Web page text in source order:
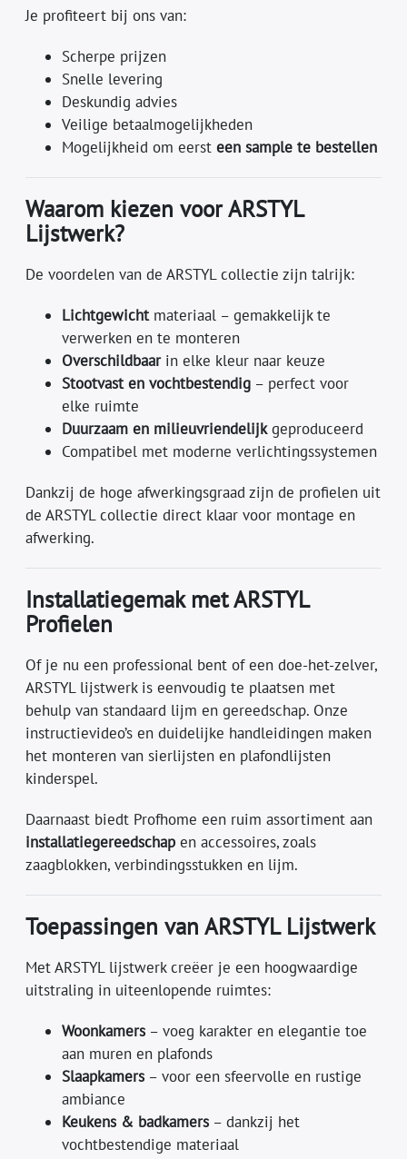
Je profiteert bij ons van:
Scherpe prijzen
Snelle levering
Deskundig advies
Veilige betaalmogelijkheden
Mogelijkheid om eersteen sample te bestellen
Waarom kiezen voor ARSTYL
Lijstwerk?
De voordelen van de ARSTYL collectie zijn talrijk:
Lichtgewichtmateriaal – gemakkelijk te
verwerken en te monteren
Overschildbaarin elke kleur naar keuze
Stootvast en vochtbestendig – perfect voor
elke ruimte
Duurzaam en milieuvriendelijkgeproduceerd
Compatibel met moderne verlichtingssystemen
Dankzij de hoge afwerkingsgraad zijn de profielen uit
de ARSTYL collectie direct klaar voor montage en
afwerking.
Installatiegemak met ARSTYL
Profielen
Of je nu een professional bent of een doe-het-zelver,
ARSTYL lijstwerk is eenvoudig te plaatsen met
behulp van standaard lijm en gereedschap. Onze
instructievideo’s en duidelijke handleidingen maken
het monteren van sierlijsten en plafondlijsten
kinderspel.
Daarnaast biedt Profhome een ruim assortiment aan
installatiegereedschap en accessoires, zoals
zaagblokken, verbindingsstukken en lijm.
Toepassingen van ARSTYL Lijstwerk
Met ARSTYL lijstwerk creëer je een hoogwaardige
uitstraling in uiteenlopende ruimtes:
Woonkamers – voeg karakter en elegantie toe
aan muren en plafonds
Slaapkamers – voor een sfeervolle en rustige
ambiance
Keukens & badkamers – dankzij het
vochtbestendige materiaal